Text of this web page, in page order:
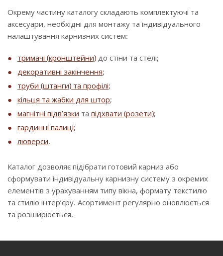
Окрему частину каталогу складають комплектуючі та
аксесуари, необхідні для монтажу та індивідуального
налаштування карнизних систем:
тримачі (кронштейни) до стіни та стелі;
декоративні закінчення;
труби (штанги) та профілі;
кільця та жабки для штор;
магнітні підв’язки та підхвати (розети);
гардинні палиці;
люверси.
Каталог дозволяє підібрати готовий карниз або
сформувати індивідуальну карнизну систему з окремих
елементів з урахуванням типу вікна, формату текстилю
та стилю інтер’єру. Асортимент регулярно оновлюється
та розширюється.